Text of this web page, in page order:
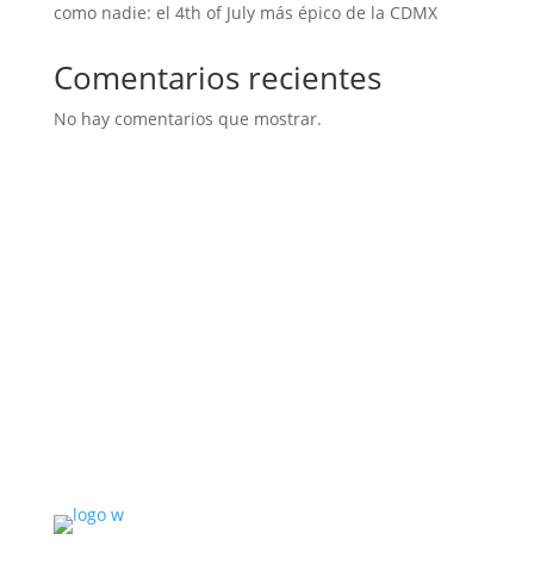
como nadie: el 4th of July más épico de la CDMX
Comentarios recientes
No hay comentarios que mostrar.